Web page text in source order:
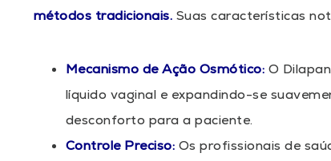
métodos tradicionais. Suas características
Mecanismo de Ação Osmótico: O
líquido vaginal e expandindo-se
desconforto para a paciente.
Controle Preciso: Os profissionais de